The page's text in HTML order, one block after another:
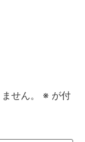
せん。 ※ が付